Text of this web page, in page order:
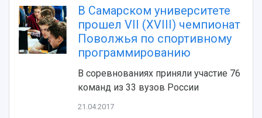
В Самарском университете
прошел VII (XVIII) чемпионат
Поволжья по спортивному
программированию
В соревнованиях приняли участие 76
команд из 33 вузов России
21.04.2017